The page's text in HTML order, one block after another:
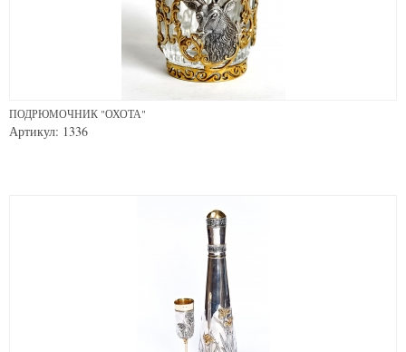
ПОДРЮМОЧНИК "ОХОТА"
Артикул: 1336